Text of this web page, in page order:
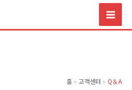
홈 고객센터 Q＆A